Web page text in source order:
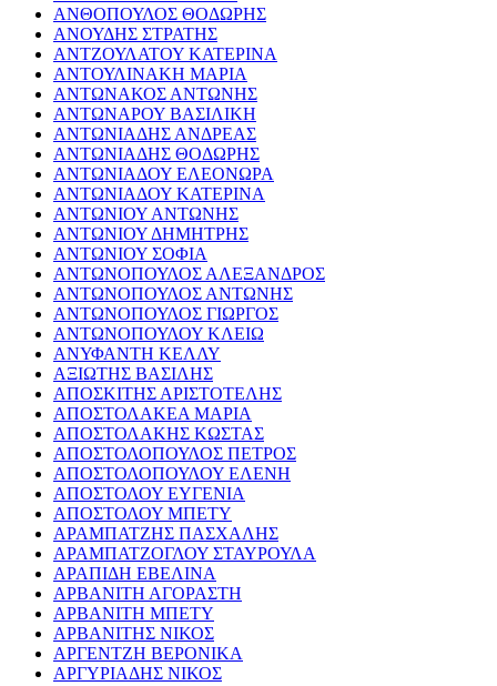
ΑΝΘΟΠΟΥΛΟΣ ΘΟΔΩΡΗΣ
ΑΝΟΥΔΗΣ ΣΤΡΑΤΗΣ
ΑΝΤΖΟΥΛΑΤΟΥ ΚΑΤΕΡΙΝΑ
ΑΝΤΟΥΛΙΝΑΚΗ ΜΑΡΙΑ
ΑΝΤΩΝΑΚΟΣ ΑΝΤΩΝΗΣ
ΑΝΤΩΝΑΡΟΥ ΒΑΣΙΛΙΚΗ
ΑΝΤΩΝΙΑΔΗΣ ΑΝΔΡΕΑΣ
ΑΝΤΩΝΙΑΔΗΣ ΘΟΔΩΡΗΣ
ΑΝΤΩΝΙΑΔΟΥ ΕΛΕΟΝΩΡΑ
ΑΝΤΩΝΙΑΔΟΥ ΚΑΤΕΡΙΝΑ
ΑΝΤΩΝΙΟΥ ΑΝΤΩΝΗΣ
ΑΝΤΩΝΙΟΥ ΔΗΜΗΤΡΗΣ
ΑΝΤΩΝΙΟΥ ΣΟΦΙΑ
ΑΝΤΩΝΟΠΟΥΛΟΣ ΑΛΕΞΑΝΔΡΟΣ
ΑΝΤΩΝΟΠΟΥΛΟΣ ΑΝΤΩΝΗΣ
ΑΝΤΩΝΟΠΟΥΛΟΣ ΓΙΩΡΓΟΣ
ΑΝΤΩΝΟΠΟΥΛΟΥ ΚΛΕΙΩ
ΑΝΥΦΑΝΤΗ ΚΕΛΛΥ
ΑΞΙΩΤΗΣ ΒΑΣΙΛΗΣ
ΑΠΟΣΚΙΤΗΣ ΑΡΙΣΤΟΤΕΛΗΣ
ΑΠΟΣΤΟΛΑΚΕΑ ΜΑΡΙΑ
ΑΠΟΣΤΟΛΑΚΗΣ ΚΩΣΤΑΣ
ΑΠΟΣΤΟΛΟΠΟΥΛΟΣ ΠΕΤΡΟΣ
ΑΠΟΣΤΟΛΟΠΟΥΛΟΥ ΕΛΕΝΗ
ΑΠΟΣΤΟΛΟΥ ΕΥΓΕΝΙΑ
ΑΠΟΣΤΟΛΟΥ ΜΠΕΤΥ
ΑΡΑΜΠΑΤΖΗΣ ΠΑΣΧΑΛΗΣ
ΑΡΑΜΠΑΤΖΟΓΛΟΥ ΣΤΑΥΡΟΥΛΑ
ΑΡΑΠΙΔΗ ΕΒΕΛΙΝΑ
ΑΡΒΑΝΙΤΗ ΑΓΟΡΑΣΤΗ
ΑΡΒΑΝΙΤΗ ΜΠΕΤΥ
ΑΡΒΑΝΙΤΗΣ ΝΙΚΟΣ
ΑΡΓΕΝΤΖΗ ΒΕΡΟΝΙΚΑ
ΑΡΓΥΡΙΑΔΗΣ ΝΙΚΟΣ